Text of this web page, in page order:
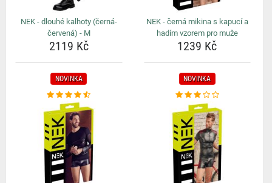
NEK - dlouhé kalhoty (černá-
červená) - M
2119 Kč
NEK - černá mikina s kapucí a
hadím vzorem pro muže
1239 Kč
NOVINKA NOVINKA